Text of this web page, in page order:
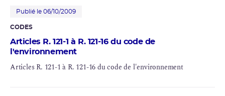
Publié le 06/10/2009
CODES
Articles R. 121-1 à R. 121-16 du code de
l'environnement
Articles R. 121-1 à R. 121-16 du code de l'environnement